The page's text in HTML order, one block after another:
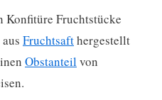
Konfitüre Fruchtstücke
Fruchtsafthergestellt
Obstanteilvon